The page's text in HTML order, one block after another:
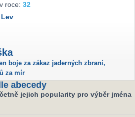
roce:32
Lev
boje za zákaz jaderných zbraní,
za mír
abecedy
jejich popularity pro výběr jména